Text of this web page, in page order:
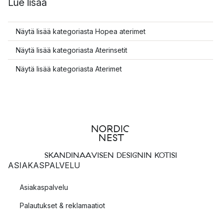
Lue lisää
Näytä lisää kategoriasta Hopea aterimet
Näytä lisää kategoriasta Aterinsetit
Näytä lisää kategoriasta Aterimet
SKANDINAAVISEN DESIGNIN KOTISI
ASIAKASPALVELU
Asiakaspalvelu
Palautukset & reklamaatiot